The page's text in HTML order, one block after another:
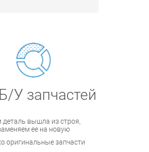
У запчастей
деталь вышла из строя,
ее на новую
оригинальные запчасти